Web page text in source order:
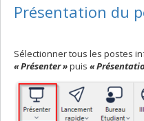
Présentation du
Sélectionner tous les postes
« Présenter »puis «